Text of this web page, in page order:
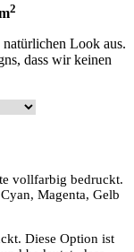
2
Look aus.
dass wir keinen
vollfarbig bedruckt.
Magenta, Gelb
Diese Option ist